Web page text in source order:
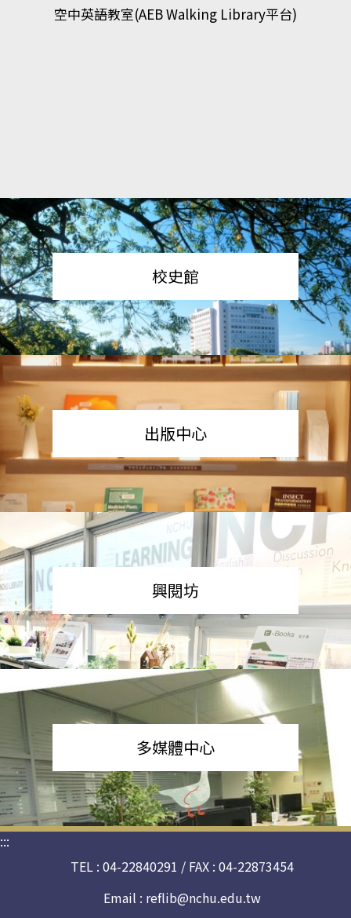
網管人(kono平台)
校史館
出版中心
興閱坊
多媒體中心
:::
TEL : 04-22840291 / FAX : 04-22873454
Email : reflib@nchu.edu.tw